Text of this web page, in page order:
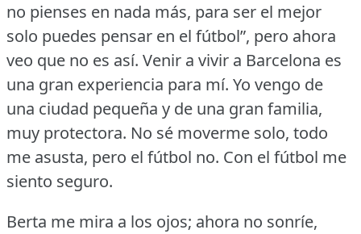
no pienses en nada más, para ser el mejor
solo puedes pensar en el fútbol”, pero ahora
veo que no es así. Venir a vivir a Barcelona es
una gran experiencia para mí. Yo vengo de
una ciudad pequeña y de una gran familia,
muy protectora. No sé moverme solo, todo
me asusta, pero el fútbol no. Con el fútbol me
siento seguro.
Berta me mira a los ojos; ahora no sonríe,